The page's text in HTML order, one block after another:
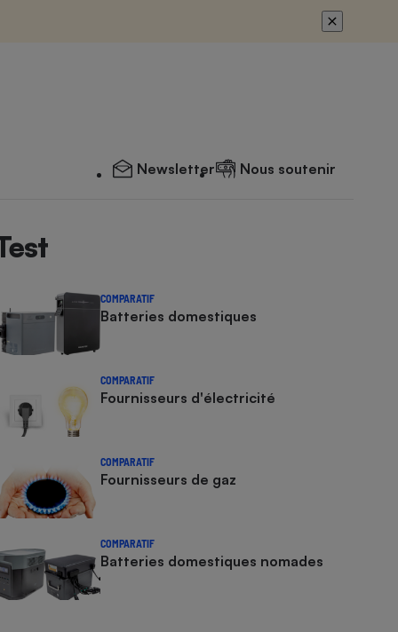
Newsletter Nous soutenir
COMPARATIF
Batteries domestiques
COMPARATIF
Fournisseurs d'électricité
COMPARATIF
Fournisseurs de gaz
COMPARATIF
Batteries domestiques nomades